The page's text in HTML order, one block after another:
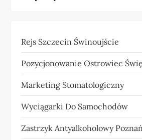
Rejs Szczecin Świnoujście
Pozycjonowanie Ostrowiec
Marketing Stomatologiczny
Wyciągarki Do Samochodów
Zastrzyk Antyalkoholowy Poznań